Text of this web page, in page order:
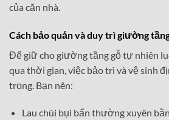
của căn nhà.
Cách bảo quản và duy trì giường
Để giữ cho giường tầng gỗ tự nhiên
qua thời gian, việc bảo trì và vệ sinh
trọng. Bạn nên:
Lau chùi bụi bẩn thường xuyên